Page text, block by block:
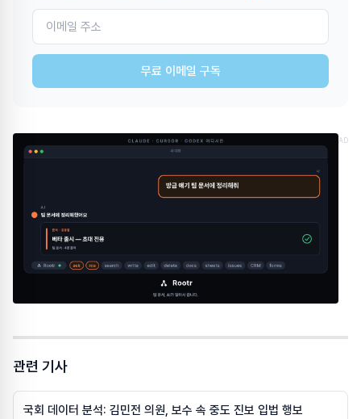
무료 이메일 구독
AD
관련 기사
국회 데이터 분석: 김민전 의원, 보수 속 중도 진보 입법 행보